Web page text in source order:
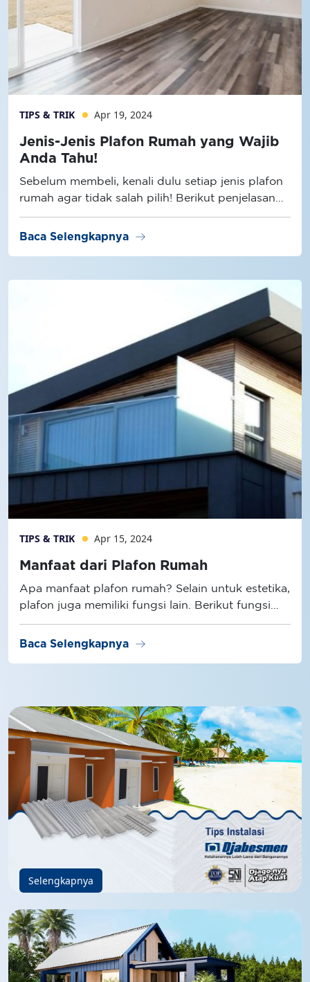
TIPS & TRIK Apr 19, 2024
Jenis-Jenis Plafon Rumah yang Wajib
Anda Tahu!
Sebelum membeli, kenali dulu setiap jenis plafon
rumah agar tidak salah pilih! Berikut penjelasan
selengkapnya.
Baca Selengkapnya arrow_right_alt
TIPS & TRIK Apr 15, 2024
Manfaat dari Plafon Rumah
Apa manfaat plafon rumah? Selain untuk estetika,
plafon juga memiliki fungsi lain. Berikut fungsi
plafon selengkapnya!
Baca Selengkapnya arrow_right_alt
Selengkapnya